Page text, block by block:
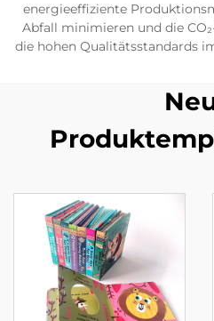
energieeffiziente
Abfall minimieren und die
die hohen Qualitätsstandards